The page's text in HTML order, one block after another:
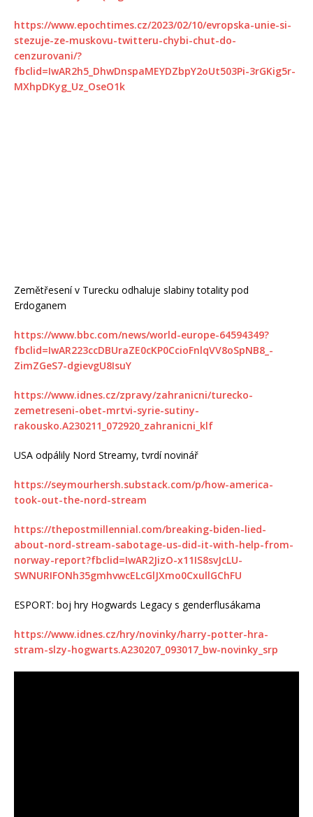
https://www.epochtimes.cz/2023/02/10/evropska-unie-si-
stezuje-ze-muskovu-twitteru-chybi-chut-do-
cenzurovani/?
fbclid=IwAR2h5_DhwDnspaMEYDZbpY2oUt503Pi-3rGKig5r-
MXhpDKyg_Uz_OseO1k
Zemětřesení v Turecku odhaluje slabiny totality pod
Erdoganem
https://www.bbc.com/news/world-europe-64594349?
fbclid=IwAR223ccDBUraZE0cKP0CcioFnlqVV8oSpNB8_-
ZimZGeS7-dgievgU8IsuY
https://www.idnes.cz/zpravy/zahranicni/turecko-
zemetreseni-obet-mrtvi-syrie-sutiny-
rakousko.A230211_072920_zahranicni_klf
USA odpálily Nord Streamy, tvrdí novinář
https://seymourhersh.substack.com/p/how-america-
took-out-the-nord-stream
https://thepostmillennial.com/breaking-biden-lied-
about-nord-stream-sabotage-us-did-it-with-help-from-
norway-report?fbclid=IwAR2JizO-x11IS8svJcLU-
SWNURIFONh35gmhvwcELcGlJXmo0CxullGChFU
ESPORT: boj hry Hogwards Legacy s genderflusákama
https://www.idnes.cz/hry/novinky/harry-potter-hra-
stram-slzy-hogwarts.A230207_093017_bw-novinky_srp